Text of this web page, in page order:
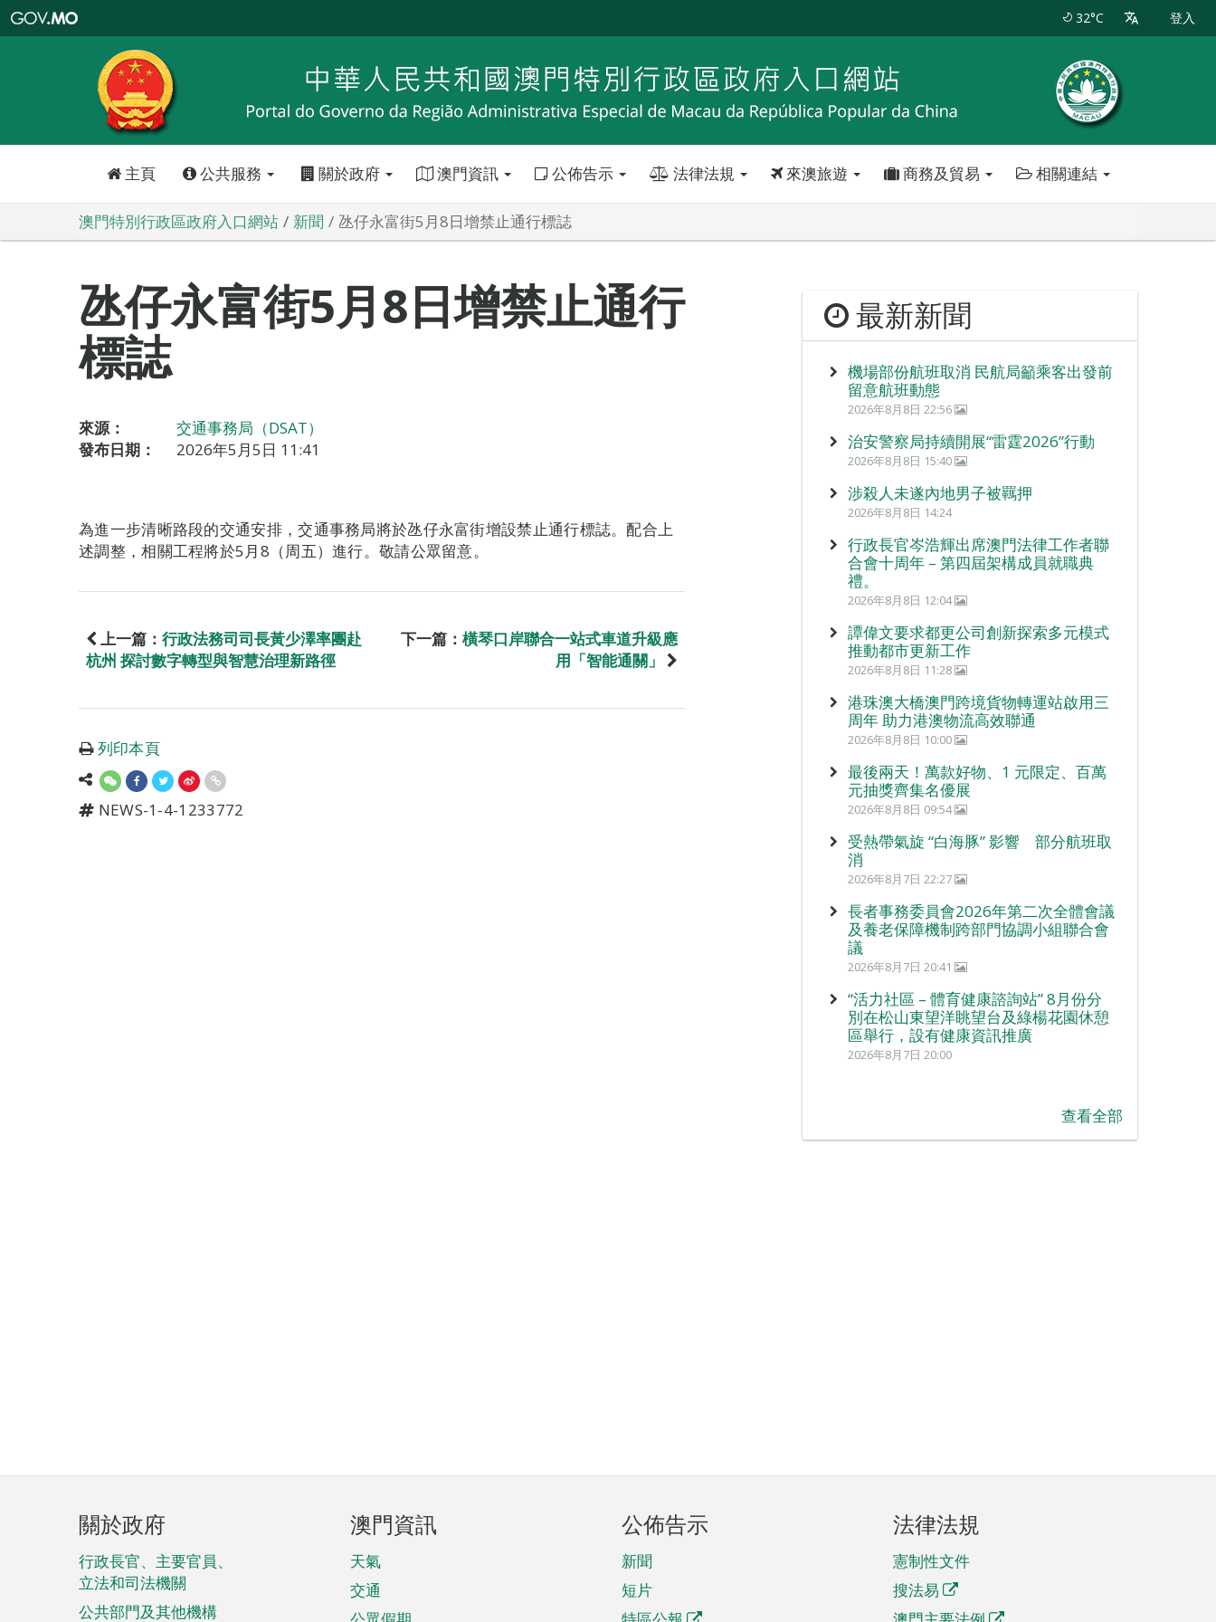
特
政
區
政
口
32°C 登入
主頁 公共服務 關於政府 澳門資訊 公佈告示 法律法規 來澳旅遊 商務及貿易 相關連結
澳門特別行政區政府入口網站 新聞 氹仔永富街5月8日增禁止通行標誌
氹仔永富街5月8日增禁止通行
標誌
來源：
交通事務局（DSAT）
發布日期：
2026年5月5日 11:41
為進一步清晰路段的交通安排，交通事務局將於氹仔永富街增設禁止通行標誌。配合上
述調整，相關工程將於5月8（周五）進行。敬請公眾留意。
上一篇： 行政法務司司長黃少澤率團赴
杭州 探討數字轉型與智慧治理新路徑
下一篇： 橫琴口岸聯合一站式車道升級應
用「智能通關」
列印本頁
NEWS-1-4-1233772
最新新聞
機場部份航班取消 民航局籲乘客出發前
留意航班動態
2026年8月8日 22:56
治安警察局持續開展“雷霆2026”行動
2026年8月8日 15:40
涉殺人未遂內地男子被羈押
2026年8月8日 14:24
行政長官岑浩輝出席澳門法律工作者聯
合會十周年 – 第四屆架構成員就職典
禮。
2026年8月8日 12:04
譚偉文要求都更公司創新探索多元模式
推動都市更新工作
2026年8月8日 11:28
港珠澳大橋澳門跨境貨物轉運站啟用三
周年 助力港澳物流高效聯通
2026年8月8日 10:00
最後兩天！萬款好物、1 元限定、百萬
元抽獎齊集名優展
2026年8月8日 09:54
受熱帶氣旋 “白海豚” 影響 部分航班取
消
2026年8月7日 22:27
長者事務委員會2026年第二次全體會議
及養老保障機制跨部門協調小組聯合會
議
2026年8月7日 20:41
“活力社區 – 體育健康諮詢站” 8月份分
別在松山東望洋眺望台及綠楊花園休憩
區舉行，設有健康資訊推廣
2026年8月7日 20:00
查看全部
頁
腳
菜
單
關於政府
行政長官、主要官員、
立法和司法機關
公共部門及其他機構
澳門資訊
天氣
交通
公佈告示
新聞
短片
法律法規
憲制性文件
搜法易